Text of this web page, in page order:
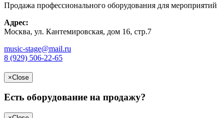
Продажа профессионального оборудования для мероприятий
Адрес:
Москва, ул. Кантемировская, дом 16, стр.7
music-stage@mail.ru
8 (929) 506-22-65
×Close
Есть оборудование на продажу?